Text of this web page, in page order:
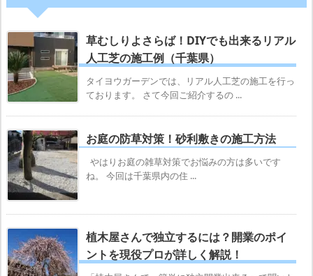
草むしりよさらば！DIYでも出来るリアル
人工芝の施工例（千葉県）
タイヨウガーデンでは、リアル人工芝の施工を行っ
ております。 さて今回ご紹介するの ...
お庭の防草対策！砂利敷きの施工方法
やはりお庭の雑草対策でお悩みの方は多いです
ね。 今回は千葉県内の住 ...
植木屋さんで独立するには？開業のポイ
ントを現役プロが詳しく解説！